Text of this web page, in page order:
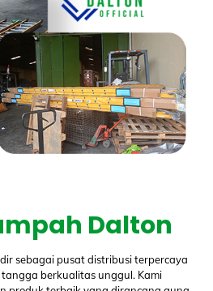
Dalton
sebagai pusat distribusi terpercaya
berkualitas unggul. Kami